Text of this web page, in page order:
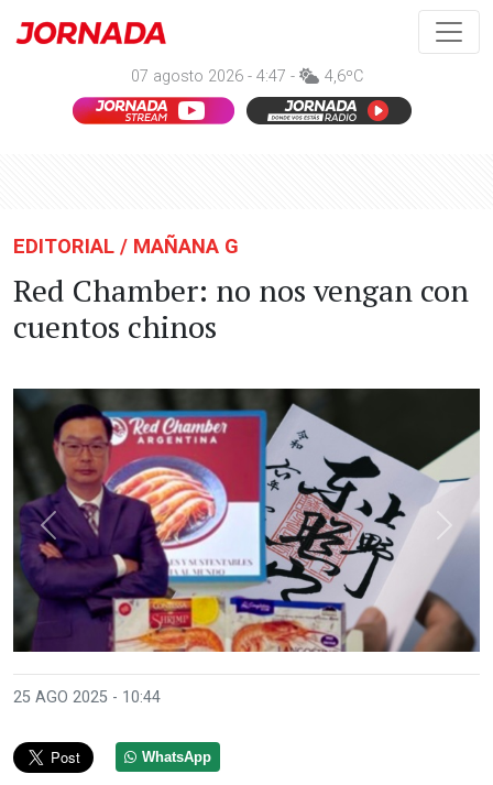
07 agosto 2026 - 4:47 - 4,6ºC
EDITORIAL / MAÑANA G
Red Chamber: no nos vengan con
cuentos chinos
Anterior
25 AGO 2025 - 10:44
WhatsApp